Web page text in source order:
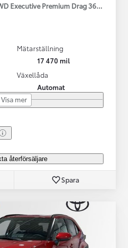
Executive Premium Drag 360-kamera
Mätarställning
17 470 mil
Växellåda
Automat
Visa mer
återförsäljare
Spara